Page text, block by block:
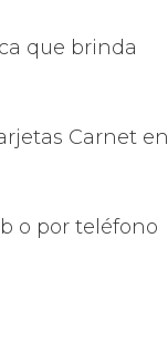
que brinda
Carnet en
o por teléfono